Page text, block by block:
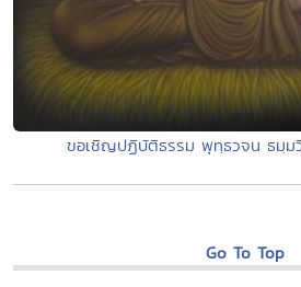
ขอเชิญปฏิบัติธรรม พุทฺธวจน ธมฺม
Go To Top